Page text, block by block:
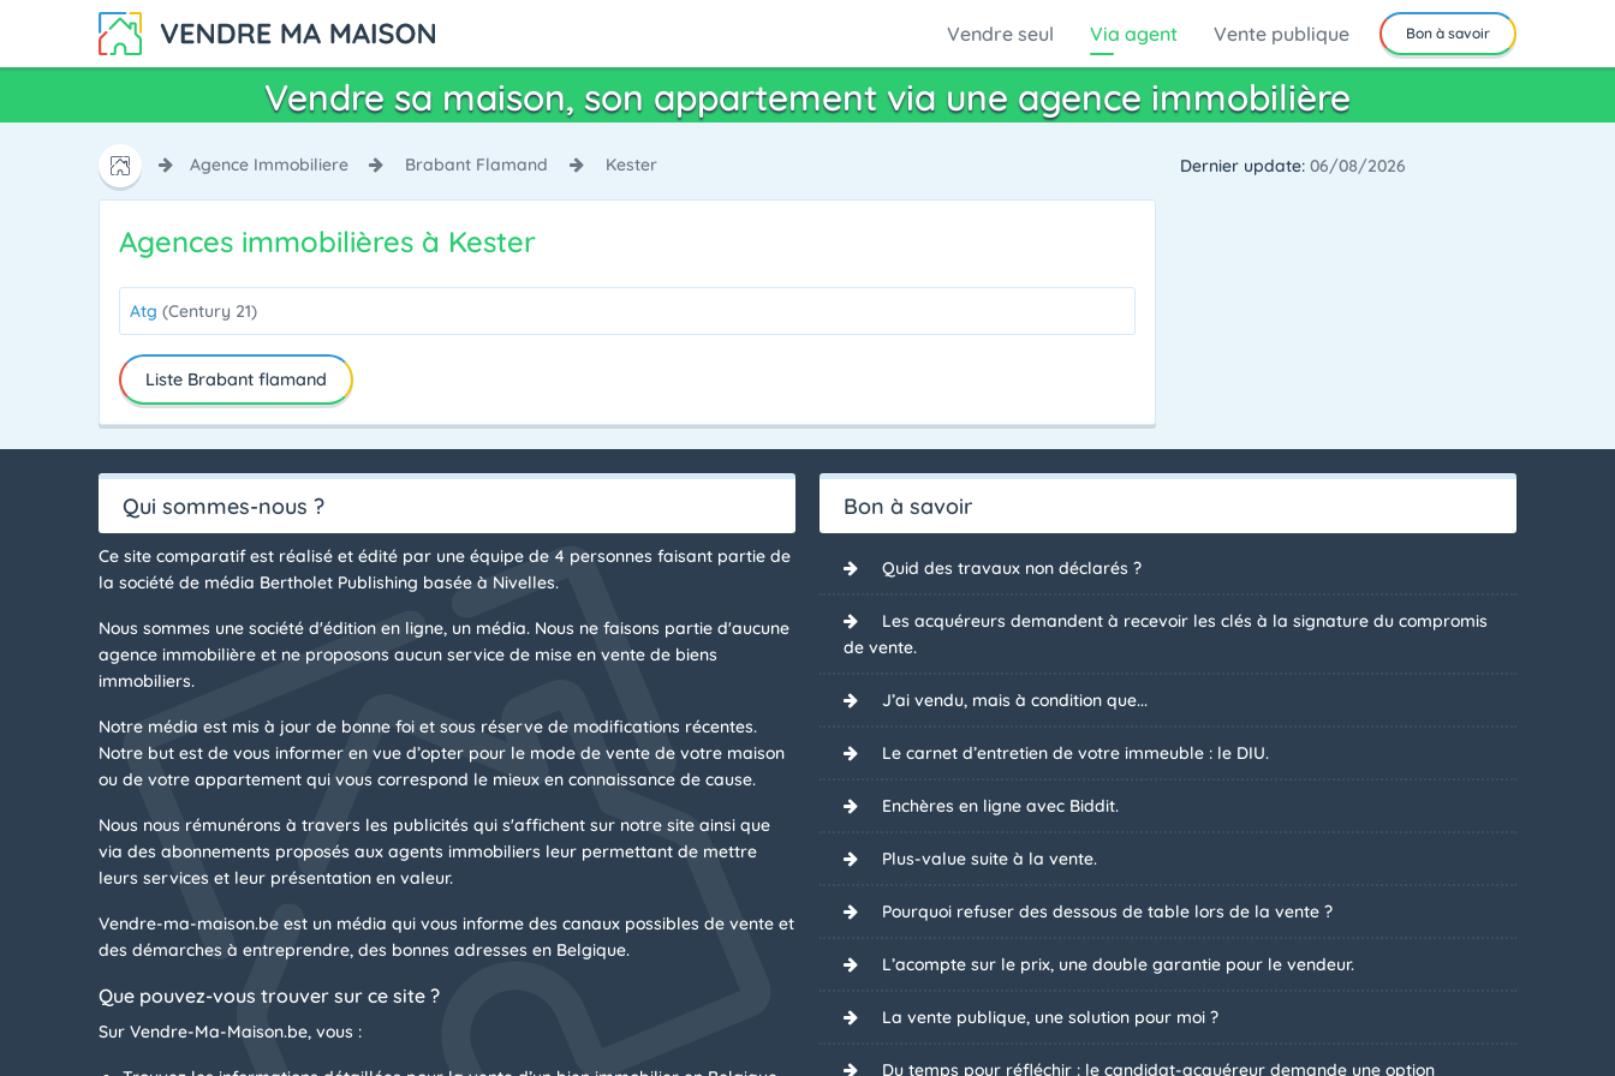
Vendre seul Via agent Vente publique Bon à savoir
Vendre sa maison, son appartement via une agence immobilière
Agence Immobiliere Brabant Flamand Kester Dernier update: 06/08/2026
Agences immobilières à Kester
Atg (Century 21)
Liste Brabant flamand
Qui sommes-nous ?
Ce site comparatif est réalisé et édité par une équipe de 4 personnes faisant partie de
la société de média Bertholet Publishing basée à Nivelles.
Nous sommes une société d'édition en ligne, un média. Nous ne faisons partie d'aucune
agence immobilière et ne proposons aucun service de mise en vente de biens
immobiliers.
Notre média est mis à jour de bonne foi et sous réserve de modifications récentes.
Notre but est de vous informer en vue d’opter pour le mode de vente de votre maison
ou de votre appartement qui vous correspond le mieux en connaissance de cause.
Nous nous rémunérons à travers les publicités qui s'affichent sur notre site ainsi que
via des abonnements proposés aux agents immobiliers leur permettant de mettre
leurs services et leur présentation en valeur.
Vendre-ma-maison.be est un média qui vous informe des canaux possibles de vente et
des démarches à entreprendre, des bonnes adresses en Belgique.
Que pouvez-vous trouver sur ce site ?
Sur Vendre-Ma-Maison.be, vous :
Bon à savoir
Quid des travaux non déclarés ?
Les acquéreurs demandent à recevoir les clés à la signature du compromis
de vente.
J’ai vendu, mais à condition que...
Le carnet d’entretien de votre immeuble : le DIU.
Enchères en ligne avec Biddit.
Plus-value suite à la vente.
Pourquoi refuser des dessous de table lors de la vente ?
L’acompte sur le prix, une double garantie pour le vendeur.
La vente publique, une solution pour moi ?
Du temps pour réfléchir : le candidat-acquéreur demande une option